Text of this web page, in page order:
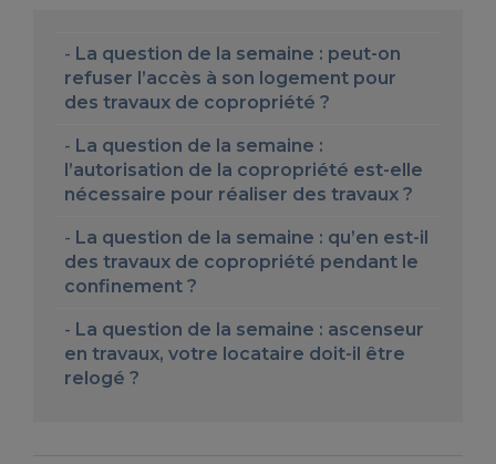
La question de la semaine : peut-on
refuser l’accès à son logement pour
des travaux de copropriété ?
La question de la semaine :
l’autorisation de la copropriété est-elle
nécessaire pour réaliser des travaux ?
La question de la semaine : qu’en est-il
des travaux de copropriété pendant le
confinement ?
La question de la semaine : ascenseur
en travaux, votre locataire doit-il être
relogé ?